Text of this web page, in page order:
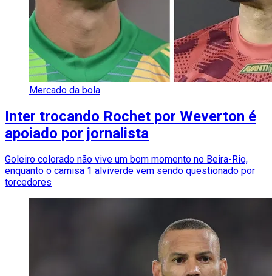
Mercado da bola
Inter trocando Rochet por Weverton é
apoiado por jornalista
Goleiro colorado não vive um bom momento no Beira-Rio,
enquanto o camisa 1 alviverde vem sendo questionado por
torcedores